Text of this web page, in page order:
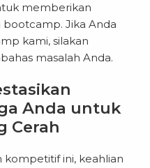
memberikan
Jika Anda
kami, silakan
masalah Anda.
Anda untuk
Cerah
kompetitif ini, keahlian